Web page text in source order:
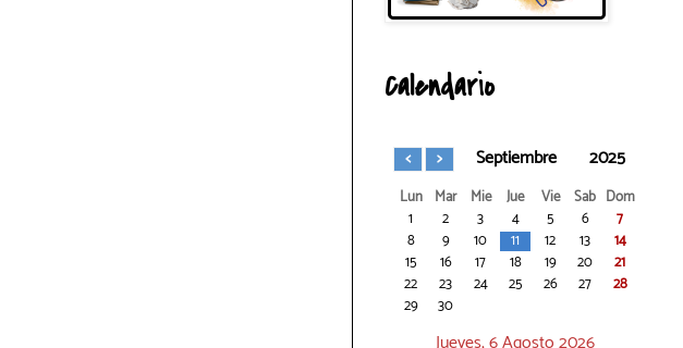
Calendario
Septiembre 2025
Lun Mar Mie Jue Vie Sab Dom
1
2 3 4 5 6
7
8
9 10 11 12 13
14
15
16 17 18 19 20
21
22
23 24 25 26 27
28
29
30